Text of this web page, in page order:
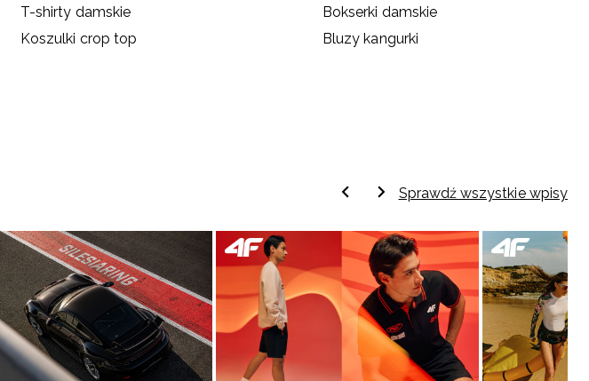
T-shirty damskie
Bokserki damskie
Koszulki crop top Bluzy kangurki
Sprawdź wszystkie wpisy